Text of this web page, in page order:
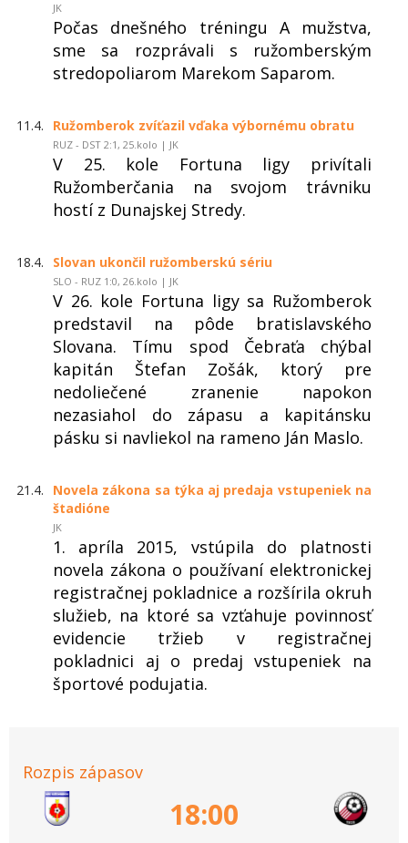
JK
Počas dnešného tréningu A mužstva,
sme sa rozprávali s ružomberským
stredopoliarom Marekom Saparom.
11.4. Ružomberok zvíťazil vďaka výbornému obratu
RUZ - DST 2:1, 25.kolo | JK
V 25. kole Fortuna ligy privítali
Ružomberčania na svojom trávniku
hostí z Dunajskej Stredy.
18.4. Slovan ukončil ružomberskú sériu
SLO - RUZ 1:0, 26.kolo | JK
V 26. kole Fortuna ligy sa Ružomberok
predstavil na pôde bratislavského
Slovana. Tímu spod Čebraťa chýbal
kapitán Štefan Zošák, ktorý pre
nedoliečené zranenie napokon
nezasiahol do zápasu a kapitánsku
pásku si navliekol na rameno Ján Maslo.
21.4.
Novela zákona sa týka aj predaja vstupeniek na
štadióne
JK
1. apríla 2015, vstúpila do platnosti
novela zákona o používaní elektronickej
registračnej pokladnice a rozšírila okruh
služieb, na ktoré sa vzťahuje povinnosť
evidencie tržieb v registračnej
pokladnici aj o predaj vstupeniek na
športové podujatia.
Rozpis zápasov
18:00